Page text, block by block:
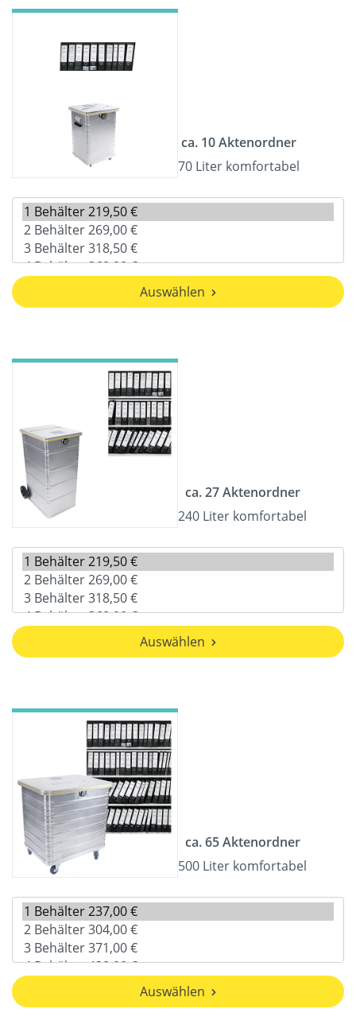
ca. 10 Aktenordner
70 Liter komfortabel
Auswählen
ca. 27 Aktenordner
240 Liter komfortabel
Auswählen
ca. 65 Aktenordner
500 Liter komfortabel
Auswählen